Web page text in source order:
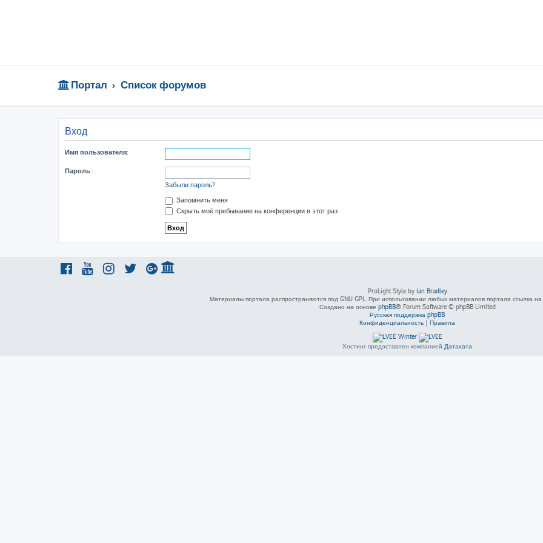
Портал Список форумов
Вход
Имя пользователя:
Пароль:
Забыли пароль?
Запомнить меня
Скрыть моё пребывание на конференции в этот раз
ProLight Style by Ian Bradley
Материалы портала распространяются под GNU GPL. При использовании любых материалов портала ссылка на
Создано на основе phpBB® Forum Software © phpBB Limited
Русская поддержка phpBB
Конфиденциальность | Правила
Хостинг предоставлен компанией Датахата